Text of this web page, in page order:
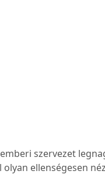
szervezet
ellenségesen